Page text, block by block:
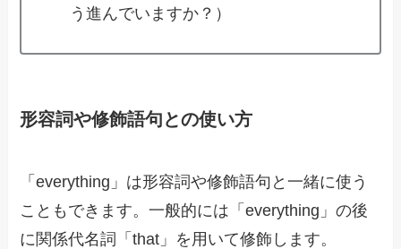
う進んでいますか？）
形容詞や修飾語句との使い方
「everything」は形容詞や修飾語句と一緒に使う
こともできます。一般的には「everything」の後
に関係代名詞「that」を用いて修飾します。